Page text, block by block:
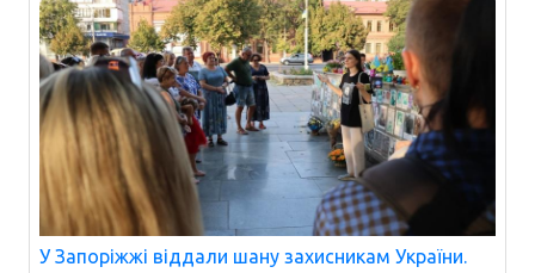
У Запоріжжі віддали шану захисникам України.